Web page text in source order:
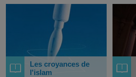
Les croyances de
l'islam